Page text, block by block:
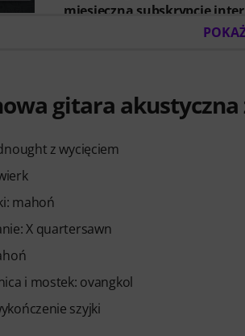
miesięczną subskrypcję
Po wysyłce zamówienia kod
niemieckiej nagrody
zaawansowanych – od popu,
gitara
z wycięciem
mahoń
X quartersawn
i mostek: ovangkol
szyjki